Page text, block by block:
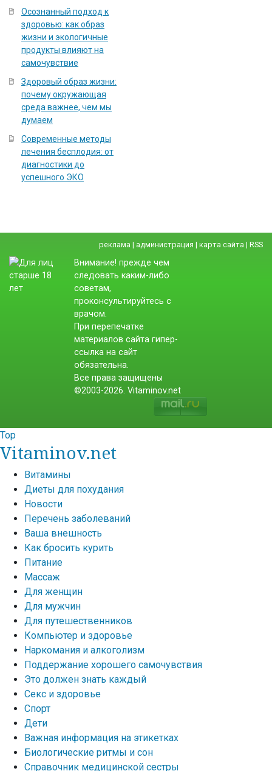
Осознанный подход к
здоровью: как образ
жизни и экологичные
продукты влияют на
самочувствие
Здоровый образ жизни:
почему окружающая
среда важнее, чем мы
думаем
Современные методы
лечения бесплодия: от
диагностики до
успешного ЭКО
реклама | администрация | карта сайта | RSS
Внимание! прежде чем
следовать каким-либо
советам,
проконсультируйтесь с
врачом.
При перепечатке
материалов сайта гипер-
ссылка на сайт
обязательна.
Все права защищены
©2003-2026. Vitaminov.net
Top
Vitaminov.net
Витамины
Диеты для похудания
Новости
Перечень заболеваний
Ваша внешность
Как бросить курить
Питание
Массаж
Для женщин
Для мужчин
Для путешественников
Компьютер и здоровье
Наркомания и алкоголизм
Поддержание хорошего самочувствия
Это должен знать каждый
Секс и здоровье
Спорт
Дети
Важная информация на этикетках
Биологические ритмы и сон
Справочник медицинской сестры